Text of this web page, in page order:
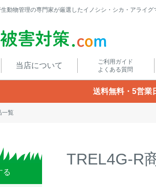
動物管理の専門家が厳選したイノシシ・シカ・アライ
当店について
ご利用ガイド
よくある質問
送料無料・5営業
一覧
る
TREL4G-R